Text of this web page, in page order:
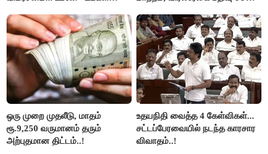
ஆதவ் அர்ஜுனா பதிலடி!
ஒரு முறை முதலீடு, மாதம்
ரூ.9,250 வருமானம் தரும்
அற்புதமான திட்டம்..!
உதயநிதி வைத்த 4 கேள்விகள்...
சட்டப்பேரவையில் நடந்த காரசார
விவாதம்..!